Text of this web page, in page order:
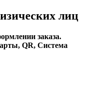
лиц
заказа.
QR, Система